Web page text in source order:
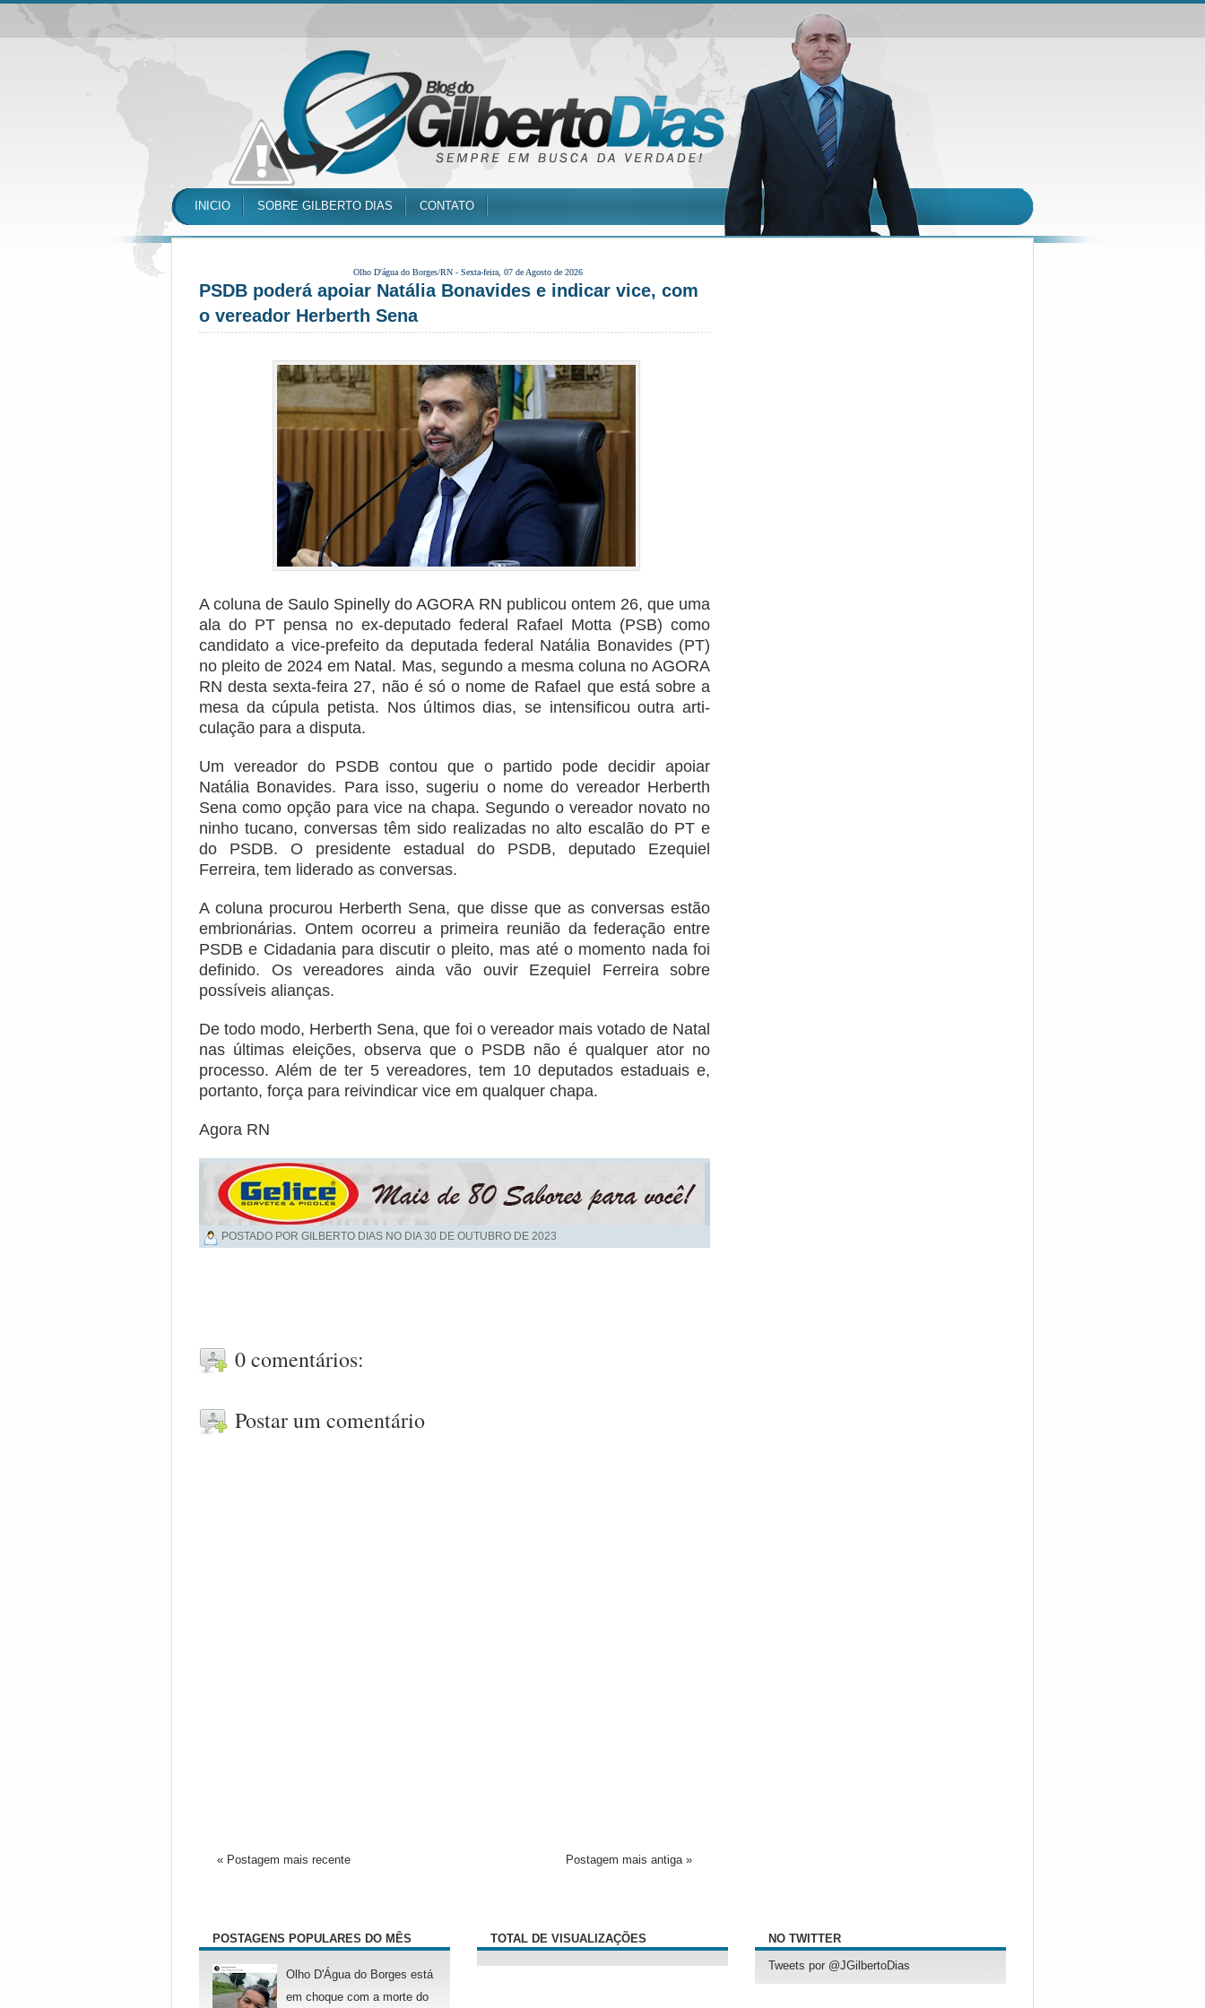
INICIO SOBRE GILBERTO DIAS CONTATO
Olho D'água do Borges/RN - Sexta-feira, 07 de Agosto de 2026
PSDB poderá apoiar Natália Bonavides e indicar vice, com
o vereador Herberth Sena
A coluna de Saulo Spinelly do AGORA RN publicou ontem 26, que uma
ala do PT pensa no ex-deputado federal Rafael Motta (PSB) como
candidato a vice-prefeito da deputada federal Natália Bonavides (PT)
no pleito de 2024 em Natal . Mas, segundo a mesma coluna no AGORA
RN desta sexta-feira 27, não é só o nome de Rafael que está sobre a
mesa da cúpula petista. Nos últimos dias, se intensificou outra arti-
culação para a disputa.
Um vereador do PSDB contou que o partido pode decidir apoiar
Natália Bonavides. Para isso, sugeriu o nome do vereador Herberth
Sena como opção para vice na chapa. Segundo o vereador novato no
ninho tucano, conversas têm sido realizadas no alto escalão do PT e
do PSDB. O presidente estadual do PSDB, deputado Ezequiel
Ferreira, tem liderado as conversas.
A coluna procurou Herberth Sena, que disse que as conversas estão
embrionárias. Ontem ocorreu a primeira reunião da federação entre
PSDB e Cidadania para discutir o pleito, mas até o momento nada foi
definido. Os vereadores ainda vão ouvir Ezequiel Ferreira sobre
possíveis alianças.
De todo modo, Herberth Sena, que foi o vereador mais votado de Natal
nas últimas eleições, observa que o PSDB não é qualquer ator no
processo. Além de ter 5 vereadores, tem 10 deputados estaduais e,
portanto, força para reivindicar vice em qualquer chapa.
Agora RN
POSTADO POR GILBERTO DIAS NO DIA30 DE OUTUBRO DE 2023
0 comentários:
Postar um comentário
« Postagem mais recente Postagem mais antiga »
POSTAGENS POPULARES DO MÊS
Olho D'Água do Borges está
em choque com a morte do
TOTAL DE VISUALIZAÇÕES NO TWITTER
Tweets por @JGilbertoDias